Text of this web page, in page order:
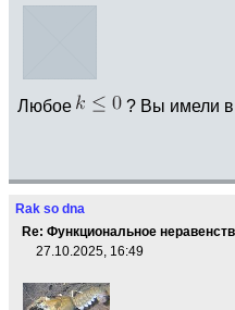
Любое ? Вы имели
Rak so dna
Re: Функциональное
27.10.2025, 16:49